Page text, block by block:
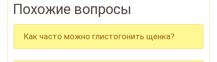
Похожие вопросы
Как часто можно глистогонить щенка?